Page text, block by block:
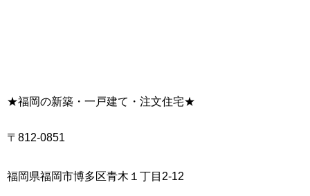
★福岡の新築・一戸建て・注文住宅★
〒812-0851
福岡県福岡市博多区青木１丁目2-12